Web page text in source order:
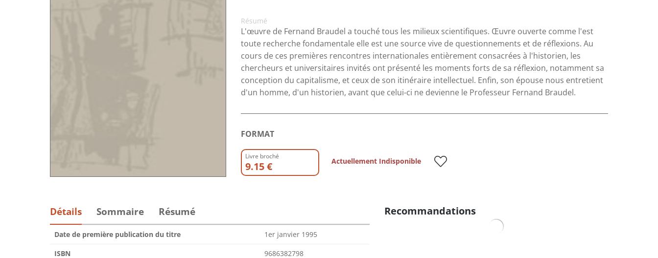
Résumé
L'œuvre de Fernand Braudel a touché tous les milieux scientifiques. Œuvre ouverte comme l'est
toute recherche fondamentale elle est une source vive de questionnements et de réflexions. Au
cours de ces premières rencontres internationales entièrement consacrées à l'historien, les
chercheurs et universitaires invités ont présenté les moments forts de sa réflexion, notamment sa
conception du capitalisme, et ceux de son itinéraire intellectuel. Enfin, son épouse nous entretient
d'un homme, d'un historien, avant que celui-ci ne devienne le Professeur Fernand Braudel.
FORMAT
Livre broché
9.15 € Actuellement Indisponible
Détails Sommaire Résumé
Date de première publication du titre 1er janvier 1995
ISBN 9686382798
Recommandations